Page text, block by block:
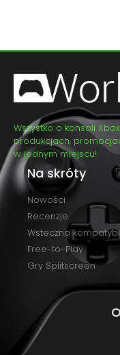
Wszystko o konsoli
produkcjach,
w jednym miejscu!
Na skróty
Nowości
Recenzje
Wsteczna
Free-to-Play
Gry Splitscreen